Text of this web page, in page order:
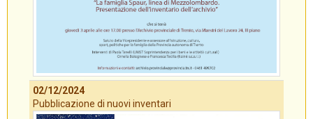
02/12/2024
Pubblicazione di nuovi inventari